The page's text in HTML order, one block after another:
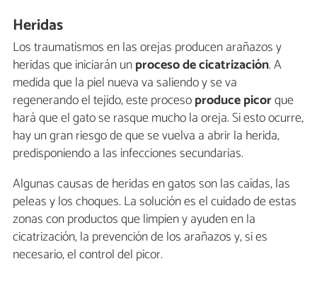
Heridas
Los traumatismos en las orejas producen arañazos y
heridas que iniciarán unproceso de cicatrización. A
medida que la piel nueva va saliendo y se va
regenerando el tejido, este procesoproduce picorque
hará que el gato se rasque mucho la oreja. Si esto ocurre,
hay un gran riesgo de que se vuelva a abrir la herida,
predisponiendo a las infecciones secundarias.
Algunas causas de heridas en gatos son las caídas, las
peleas y los choques. La solución es el cuidado de estas
zonas con productos que limpien y ayuden en la
cicatrización, la prevención de los arañazos y, si es
necesario, el control del picor.